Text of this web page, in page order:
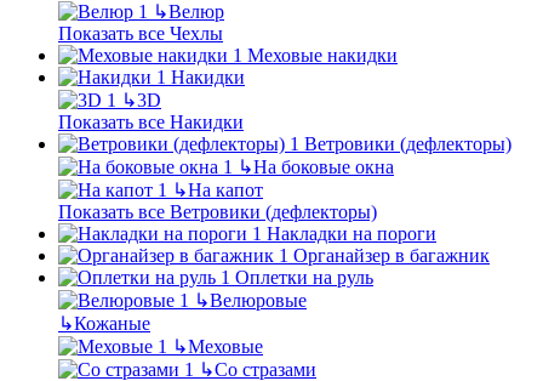
↳Велюр
Показать все Чехлы
Меховые накидки
Накидки
↳3D
Показать все Накидки
Ветровики (дефлекторы)
↳На боковые окна
↳На капот
Показать все Ветровики (дефлекторы)
Накладки на пороги
Органайзер в багажник
Оплетки на руль
↳Велюровые
↳Кожаные
↳Меховые
↳Со стразами